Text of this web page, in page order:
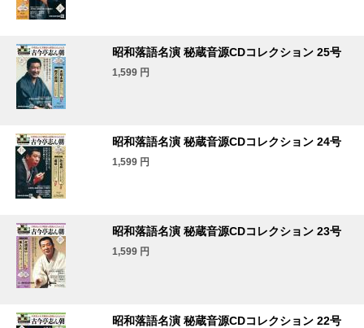
昭和落語名演 秘蔵音源CDコレクション 25号
1,599 円
昭和落語名演 秘蔵音源CDコレクション 24号
1,599 円
昭和落語名演 秘蔵音源CDコレクション 23号
1,599 円
昭和落語名演 秘蔵音源CDコレクション 22号